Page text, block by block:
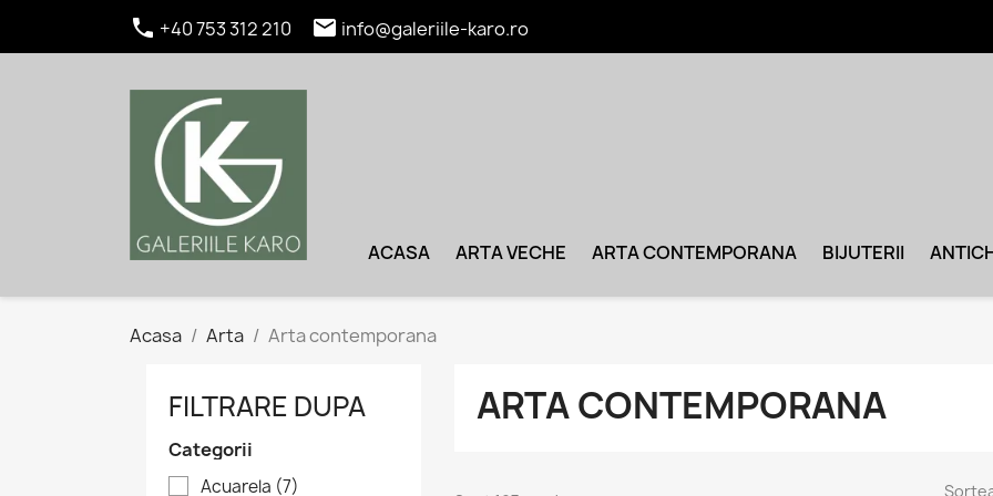
 +40 753 312 210  info@galeriile-karo.ro
ACASA ARTA VECHE ARTA CONTEMPORANA BIJUTERII
Acasa Arta Arta contemporana
FILTRARE DUPA
Categorii
Acuarela (7)
ARTA CONTEMPORANA